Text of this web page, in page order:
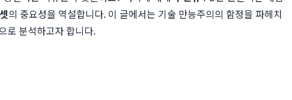
의 중요성을 역설합니다. 이 글에서는 기술 만능주의의 함정을 파헤치
로 분석하고자 합니다.